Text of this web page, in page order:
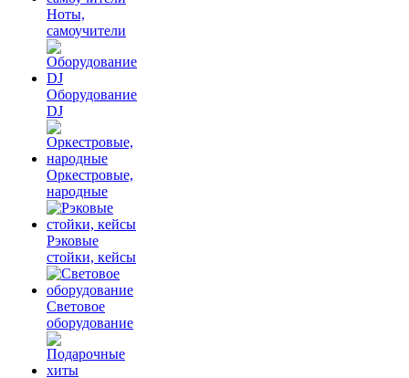
Ноты,
самоучители
Оборудование
DJ
Оркестровые,
народные
Рэковые
стойки, кейсы
Световое
оборудование